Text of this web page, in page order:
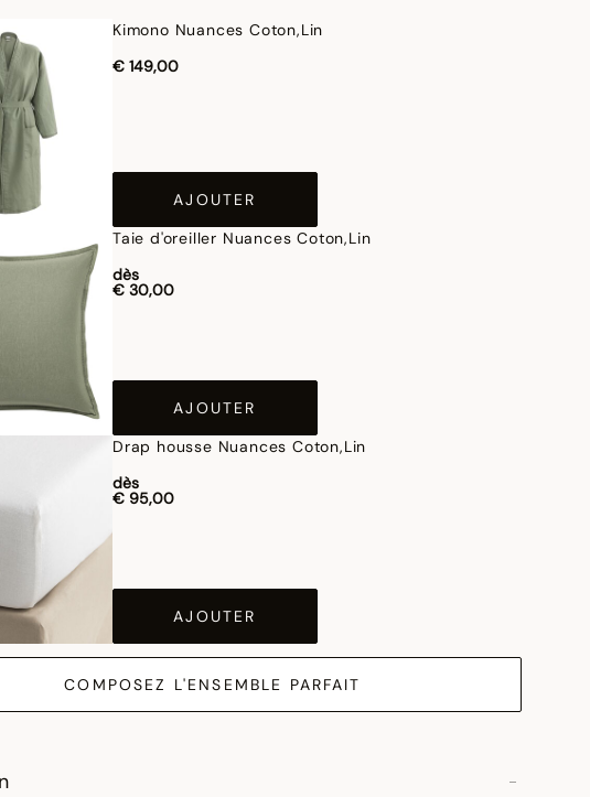
Kimono Nuances Coton,Lin
€ 149,00
AJOUTER
Taie d'oreiller Nuances Coton,Lin
dès
€ 30,00
AJOUTER
Drap housse Nuances Coton,Lin
dès
€ 95,00
AJOUTER
COMPOSEZ L'ENSEMBLE PARFAIT